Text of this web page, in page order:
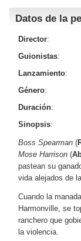
Iniciar
Datos de la
Director:
Guionistas:
Lanzamiento:
Género:
Duración:
Sinopsis:
Boss Spearman (
Mose Harrison (
pastean su
vida alejados de
Cuando la
Harmonville, se
ranchero que
la violencia.